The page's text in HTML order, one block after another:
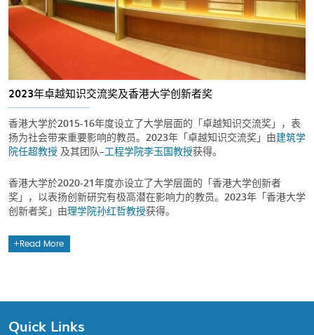
2023年卓越知识交流奖及香港大学创新者奖
香港大学於2015-16年度设立了大学层面的「卓越知识交流奖」，表
扬为社会带来重要影响的教员。2023年「卓越知识交流奖」由建筑学
院任超教授 及其团队–工程学院李玉国教授获得。
香港大学於2020-21年度亦设立了大学层面的「香港大学创新者
奖」，以表扬创新研究有极高潜在影响力的教员。2023年「香港大学
创新者奖」由理学院孙红哲教授获得。
Read More
Quick Links